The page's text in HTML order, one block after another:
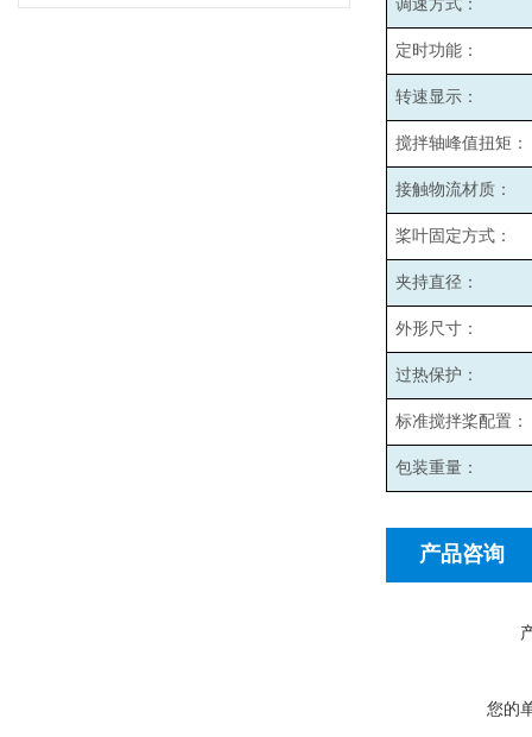
调速方式：
定时功能：
转速显示：
搅拌轴峰值扭矩：
接触物流材质：
桨叶固定方式：
夹持直径：
外形尺寸：
过热保护：
标准搅拌桨配置：
包装重量：
产品咨询
您的